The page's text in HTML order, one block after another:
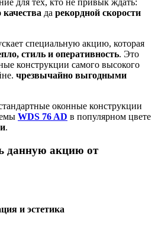
да рекордной скорости
специальную акцию, которая
стиль и оперативность. Это
конструкции самого высокого
чрезвычайно выгодными
оконные конструкции
WDS 76 AD в популярном цвете
.
данную акцию от
и эстетика